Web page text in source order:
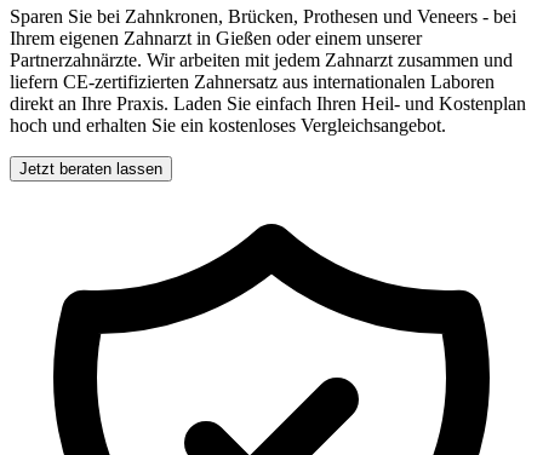
Sparen Sie bei Zahnkronen, Brücken, Prothesen und Veneers - bei
Ihrem eigenen Zahnarzt in Gießen oder einem unserer
Partnerzahnärzte. Wir arbeiten mit jedem Zahnarzt zusammen und
liefern CE-zertifizierten Zahnersatz aus internationalen Laboren
direkt an Ihre Praxis. Laden Sie einfach Ihren Heil- und Kostenplan
hoch und erhalten Sie ein kostenloses Vergleichsangebot.
Jetzt beraten lassen